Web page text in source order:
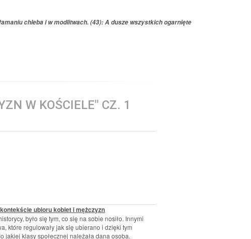
chleba i w modlitwach. (43): A dusze wszystkich ogarnięte
W KOŚCIELE" CZ. 1
ubioru kobiet i mężczyzn
było się tym, co się na sobie nosiło. Innymi
które regulowały jak się ubierano i dzięki tym
jakiej klasy społecznej należała dana osoba.